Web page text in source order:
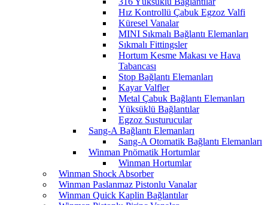
Hız Kontrollü Çabuk Egzoz Valfi
Küresel Vanalar
MINI Sıkmalı Bağlantı Elemanları
Sıkmalı Fittingsler
Hortum Kesme Makası ve Hava
Tabancası
Stop Bağlantı Elemanları
Kayar Valfler
Metal Çabuk Bağlantı Elemanları
Yüksüklü Bağlantılar
Egzoz Susturucular
Sang-A Bağlantı Elemanları
Sang-A Otomatik Bağlantı Elemanları
Winman Pnömatik Hortumlar
Winman Hortumlar
Winman Shock Absorber
Winman Paslanmaz Pistonlu Vanalar
Winman Quick Kaplin Bağlantılar